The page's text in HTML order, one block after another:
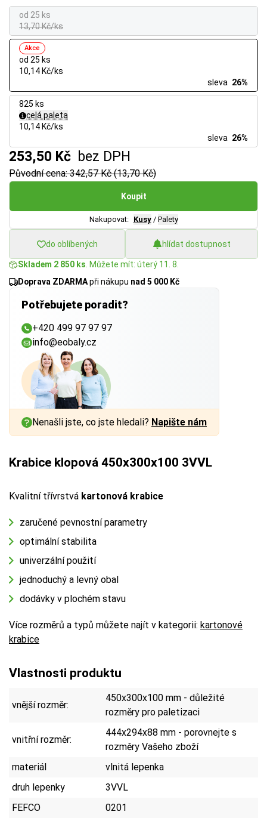
od 25 ks
13,70 Kč/ks
od 25 ks
Akce
10,14 Kč/ks
sleva 26%
825 ks
celá paleta
10,14 Kč/ks
sleva 26%
253,50 Kč bez DPH
Původní cena: 342,57 Kč (13,70 Kč)
Koupit
Nakupovat: Kusy / Palety
do oblíbených hlídat dostupnost
Skladem 2 850 ks . Můžete mít: úterý 11. 8.
Doprava ZDARMApři nákupu nad 5 000 Kč
Potřebujete poradit?
+420 499 97 97 97
info@eobaly.cz
Nenašli jste, co jste hledali? Napište nám
Krabice klopová 450x300x100 3VVL
Kvalitní třívrstvá kartonová krabice
zaručené pevnostní parametry
optimální stabilita
univerzální použití
jednoduchý a levný obal
dodávky v plochém stavu
Více rozměrů a typů můžete najít v kategorii: kartonové
krabice
Vlastnosti produktu
vnější rozměr:
450x300x100 mm - důležité
rozměry pro paletizaci
vnitřní rozměr:
444x294x88 mm - porovnejte s
rozměry Vašeho zboží
materiál
vlnitá lepenka
druh lepenky
3VVL
FEFCO
0201